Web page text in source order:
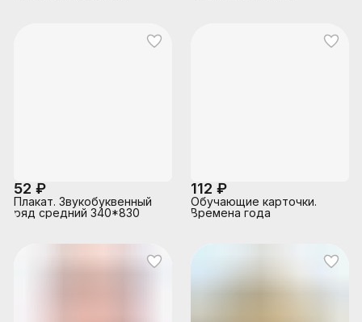
52 ₽
Плакат. Звукобуквенный
ряд средний 340*830
112 ₽
Обучающие карточки.
Времена года